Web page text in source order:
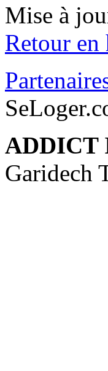
Mise à
Retour en
ADDICT
Garidech